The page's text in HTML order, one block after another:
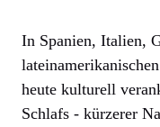
In Spanien, Italien,
heute kulturell
Schlafs - kürzerer